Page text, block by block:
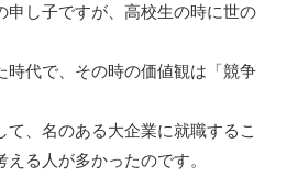
申し子ですが、高校生の時に世の
時代で、その時の価値観は「競争
、名のある大企業に就職するこ
る人が多かったのです。